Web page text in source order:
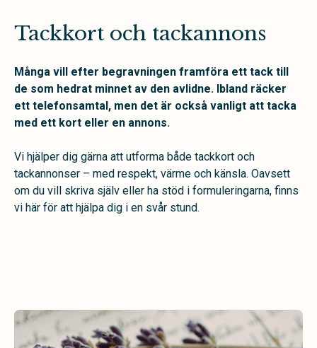
Tackkort och tackannons
Många vill efter begravningen framföra ett tack till
de som hedrat minnet av den avlidne. Ibland räcker
ett telefonsamtal, men det är också vanligt att tacka
med ett kort eller en annons.
Vi hjälper dig gärna att utforma både tackkort och
tackannonser – med respekt, värme och känsla. Oavsett
om du vill skriva själv eller ha stöd i formuleringarna, finns
vi här för att hjälpa dig i en svår stund.